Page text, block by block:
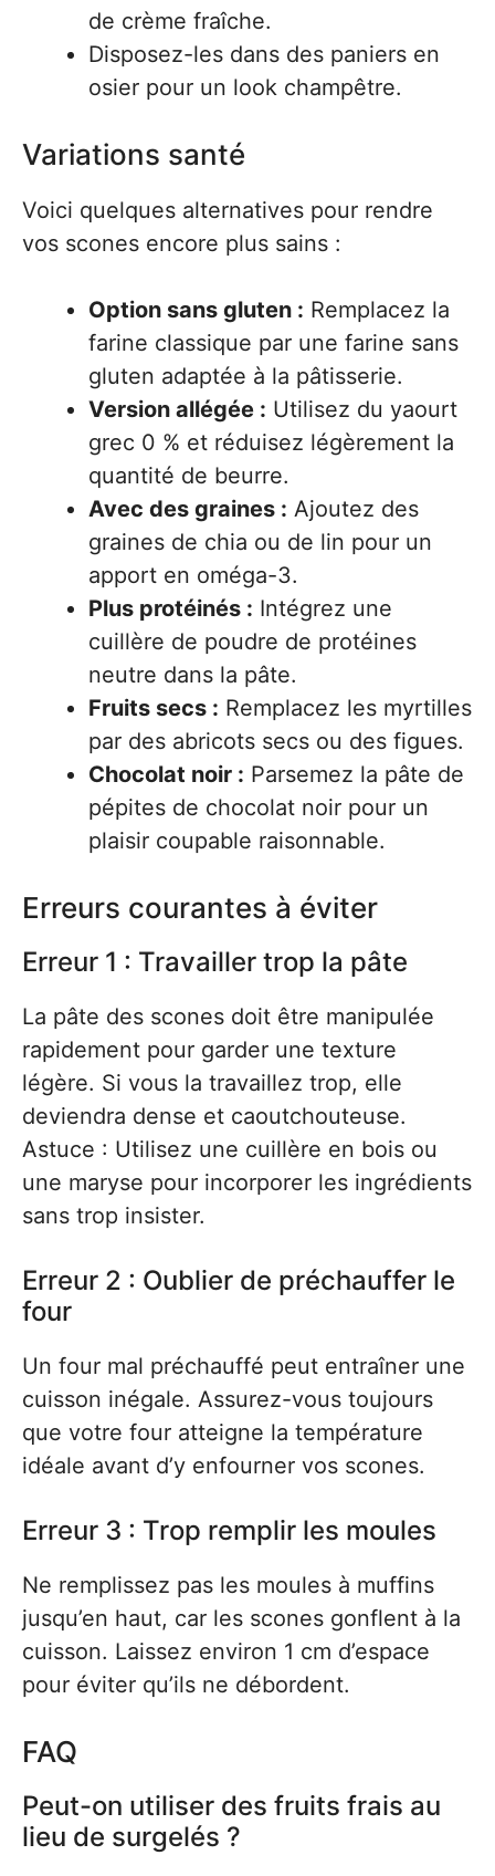
de crème fraîche.
Disposez-les dans des paniers en
osier pour un look champêtre.
Variations santé
Voici quelques alternatives pour rendre
vos scones encore plus sains :
Option sans gluten : Remplacez la
farine classique par une farine sans
gluten adaptée à la pâtisserie.
Version allégée : Utilisez du yaourt
grec 0 % et réduisez légèrement la
quantité de beurre.
Avec des graines : Ajoutez des
graines de chia ou de lin pour un
apport en oméga-3.
Plus protéinés : Intégrez une
cuillère de poudre de protéines
neutre dans la pâte.
Fruits secs : Remplacez les myrtilles
par des abricots secs ou des figues.
Chocolat noir : Parsemez la pâte de
pépites de chocolat noir pour un
plaisir coupable raisonnable.
Erreurs courantes à éviter
Erreur 1 : Travailler trop la pâte
La pâte des scones doit être manipulée
rapidement pour garder une texture
légère. Si vous la travaillez trop, elle
deviendra dense et caoutchouteuse.
Astuce : Utilisez une cuillère en bois ou
une maryse pour incorporer les ingrédients
sans trop insister.
Erreur 2 : Oublier de préchauffer le
four
Un four mal préchauffé peut entraîner une
cuisson inégale. Assurez-vous toujours
que votre four atteigne la température
idéale avant d’y enfourner vos scones.
Erreur 3 : Trop remplir les moules
Ne remplissez pas les moules à muffins
jusqu’en haut, car les scones gonflent à la
cuisson. Laissez environ 1 cm d’espace
pour éviter qu’ils ne débordent.
FAQ
Peut-on utiliser des fruits frais au
lieu de surgelés ?